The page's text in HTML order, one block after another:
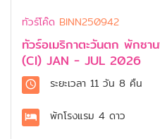
ทัวร์โค๊ด BINN250942
ทัวร์อเมริกาตะวันตก พักซ
(CI) JAN - JUL 2026
ระยะเวลา 11 วัน 8 คืน
พักโรงแรม 4 ดาว